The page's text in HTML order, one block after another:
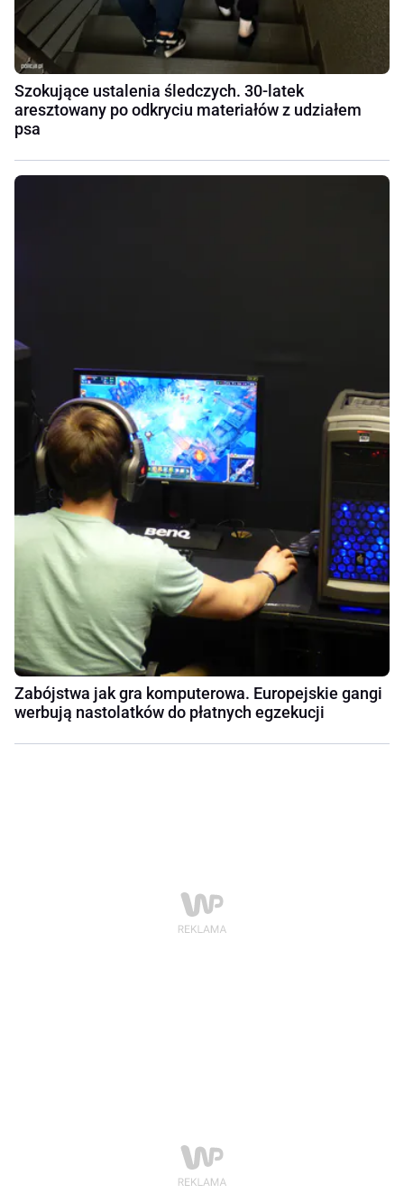
Szokujące ustalenia śledczych. 30-latek
aresztowany po odkryciu materiałów z udziałem
psa
Zabójstwa jak gra komputerowa. Europejskie gangi
werbują nastolatków do płatnych egzekucji